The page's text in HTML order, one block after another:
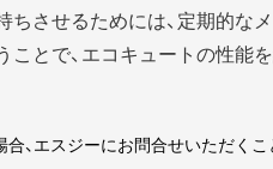
ちさせるためには、定期的な
ことで、エコキュートの性能
、エスジーにお問合せいただくこ